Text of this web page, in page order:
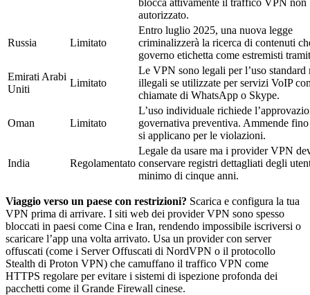
autorizzato.
Russia Limitato
Entro luglio 2025, una nuova legge
criminalizzerà la ricerca di contenuti
governo etichetta come estremisti
Emirati Arabi
Uniti
Limitato
Le VPN sono legali per l’uso standard
illegali se utilizzate per servizi VoIP
chiamate di WhatsApp o Skype.
Oman Limitato
L’uso individuale richiede
governativa preventiva. Ammende
si applicano per le violazioni.
India Regolamentato
Legale da usare ma i provider VPN
conservare registri dettagliati degli
minimo di cinque anni.
Viaggio verso un paese con restrizioni? Scarica e configura la tua
VPN prima di arrivare. I siti web dei provider VPN sono spesso
bloccati in paesi come Cina e Iran, rendendo impossibile iscriversi o
scaricare l’app una volta arrivato. Usa un provider con server
offuscati (come i Server Offuscati di NordVPN o il protocollo
Stealth di Proton VPN) che camuffano il traffico VPN come
HTTPS regolare per evitare i sistemi di ispezione profonda dei
pacchetti come il Grande Firewall cinese.